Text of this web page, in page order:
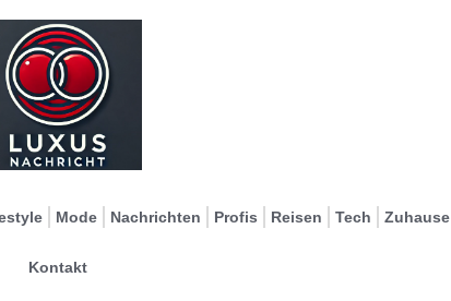
Mode Nachrichten Profis Reisen Tech Zuhause
Kontakt